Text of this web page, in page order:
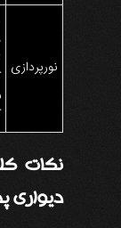
نورپردازی
نکات
دیواری